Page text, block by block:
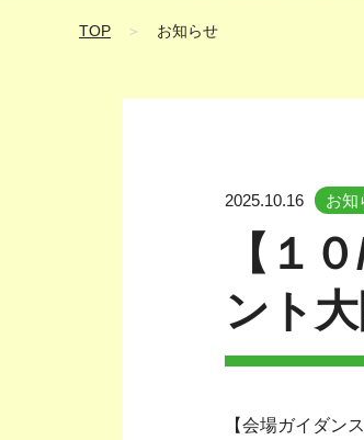
TOP ＞ お知らせ
2025.10.16 お知
【１
ント
【会場ガイダン